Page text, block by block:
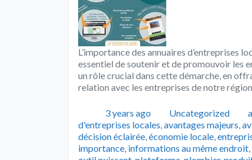
L’importance des annuaires d’entreprises
essentiel de soutenir et de promouvoir les
un rôle crucial dans cette démarche, en
relation avec les entreprises de notre
Publié3 years ago Catégories
Uncategorized
d'entreprises locales,avantages majeurs,
décision éclairée,économie locale,
importance, informations au même endroit,